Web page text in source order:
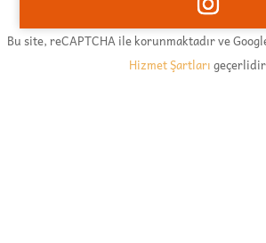
Bu site, reCAPTCHA ile korunmaktadır ve
Hizmet Şartları